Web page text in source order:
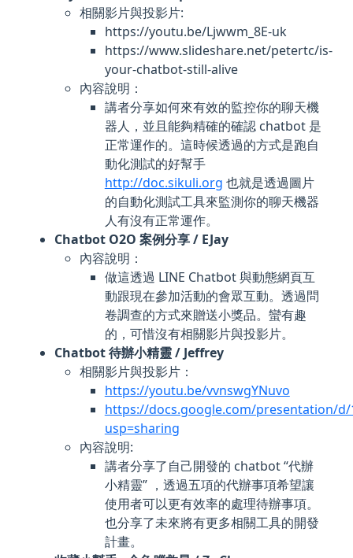
相關影片與投影片:
https://youtu.be/Ljwwm_8E-uk
https://www.slideshare.net/petertc/is-
your-chatbot-still-alive
內容說明：
講者分享如何來有效的監控你的聊天機
器人，並且能夠精確的確認 chatbot 是
正常運作的。這時候透過的方式是跑自
動化測試的好幫手
http://doc.sikuli.org 也就是透過圖片
的自動化測試工具來監測你的聊天機器
人有沒有正常運作。
Chatbot O2O 案例分享 / EJay
內容說明：
做這透過 LINE Chatbot 與動態網頁互
動跟現在參加活動的會眾互動。透過問
卷調查的方式來贈送小獎品。蠻有趣
的，可惜沒有相關影片與投影片。
Chatbot 待辦小精靈 / Jeffrey
相關影片與投影片：
https://youtu.be/vvnswgYNuvo
https://docs.google.com/presentation/d/
usp=sharing
內容說明:
講者分享了自己開發的 chatbot “代辦
小精靈” ，透過五項的代辦事項希望讓
使用者可以更有效率的處理待辦事項。
也分享了未來將有更多相關工具的開發
計畫。